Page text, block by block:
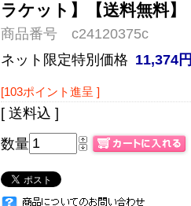
ラケット】【送料無料】
商品番号 c24120375c
ネット限定特別価格 11,374円
[103ポイント進呈 ]
[ 送料込 ]
数量